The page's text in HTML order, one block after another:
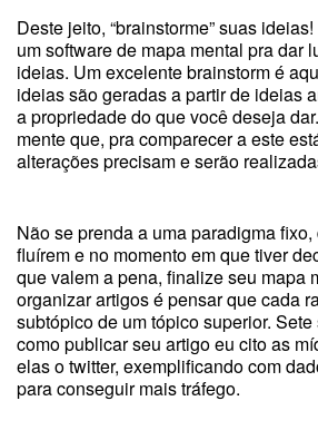
Deste jeito, “brainstorme” suas
um software de mapa mental pra dar
ideias. Um excelente brainstorm é
ideias são geradas a partir de ideias
a propriedade do que você deseja
mente que, pra comparecer a este
alterações precisam e serão
Não se prenda a uma paradigma
fluírem e no momento em que tiver
que valem a pena, finalize seu mapa
organizar artigos é pensar que cada
subtópico de um tópico superior.
como publicar seu artigo eu cito as
elas o twitter, exemplificando com
para conseguir mais tráfego.